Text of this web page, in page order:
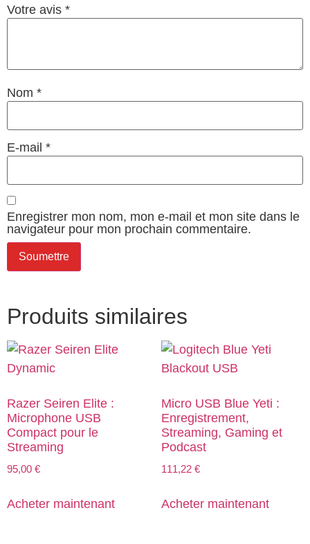
Votre avis *
Nom *
E-mail *
Enregistrer mon nom, mon e-mail et mon site dans le
navigateur pour mon prochain commentaire.
Produits similaires
Razer Seiren Elite :
Microphone USB
Compact pour le
Streaming
95,00 €
Acheter maintenant
Micro USB Blue Yeti :
Enregistrement,
Streaming, Gaming et
Podcast
111,22 €
Acheter maintenant